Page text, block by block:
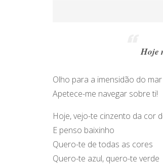
Hoje
Olho para a imensidão do
Apetece-me navegar sobre ti!
Hoje, vejo-te cinzento da cor
E penso baixinho
Quero-te de todas as cores
Quero-te azul, quero-te verde